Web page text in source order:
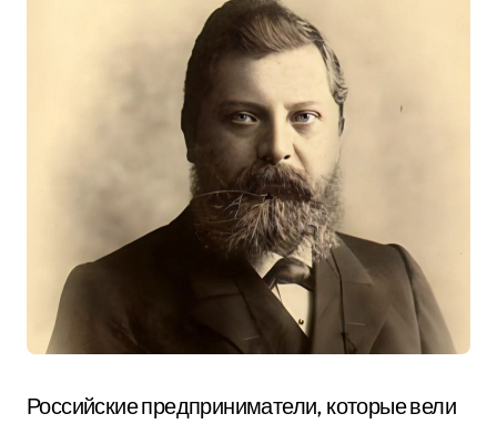
Российские предприниматели, которые вели